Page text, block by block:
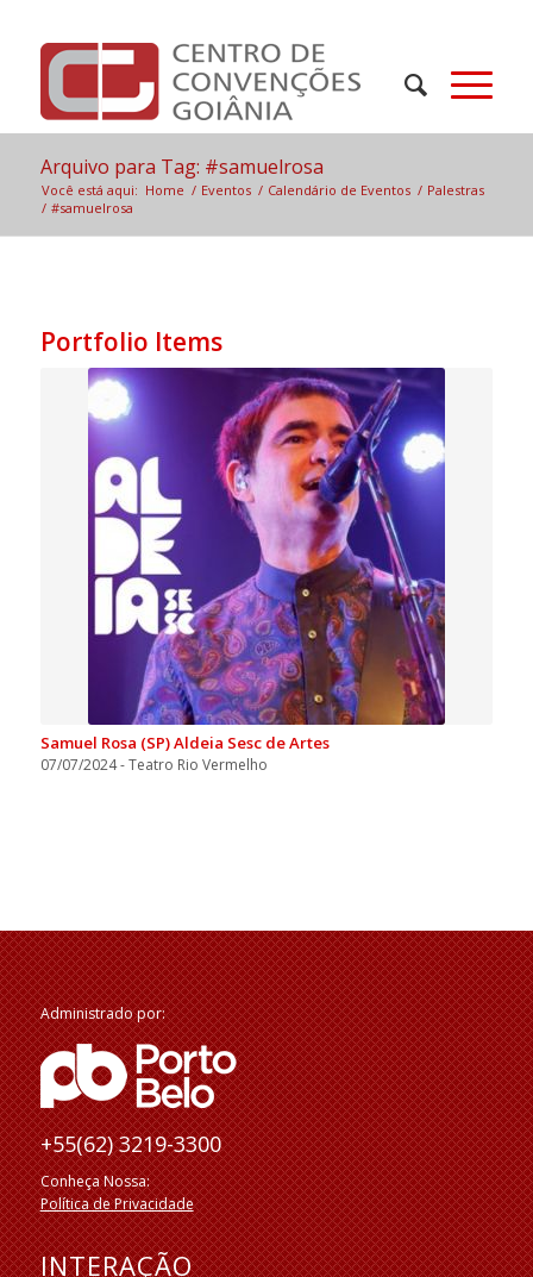
Arquivo para Tag: #samuelrosa
Você está aqui: Home / Eventos / Calendário de Eventos / Palestras
/ #samuelrosa
Portfolio Items
Samuel Rosa (SP) Aldeia Sesc de Artes
07/07/2024 - Teatro Rio Vermelho
Administrado por:
+55(62) 3219-3300
Conheça Nossa:
Política de Privacidade
INTERAÇÃO